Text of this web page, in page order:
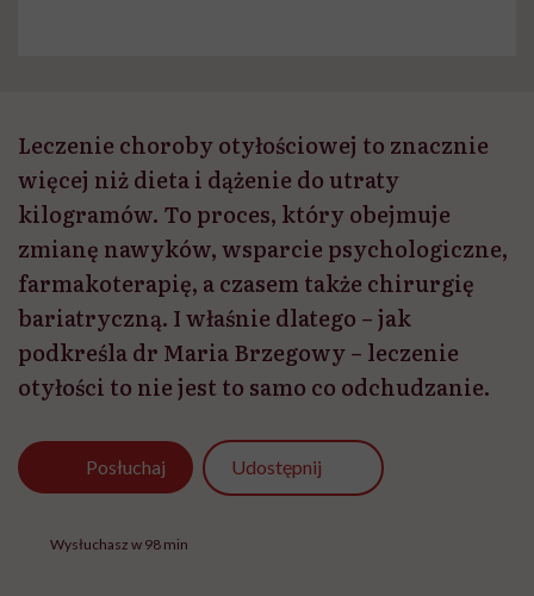
Leczenie choroby otyłościowej to znacznie
więcej niż dieta i dążenie do utraty
kilogramów. To proces, który obejmuje
zmianę nawyków, wsparcie psychologiczne,
farmakoterapię, a czasem także chirurgię
bariatryczną. I właśnie dlatego – jak
podkreśla dr Maria Brzegowy – leczenie
otyłości to nie jest to samo co odchudzanie.
Posłuchaj Udostępnij
Wysłuchasz w 98 min